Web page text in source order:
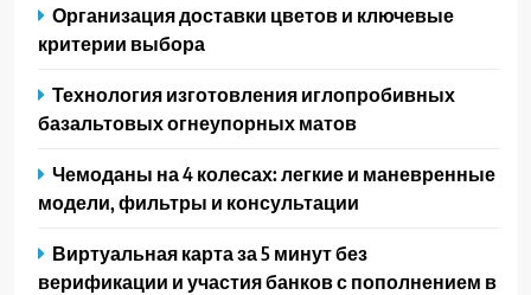
Организация доставки цветов и ключевые
критерии выбора
Технология изготовления иглопробивных
базальтовых огнеупорных матов
Чемоданы на 4 колесах: легкие и маневренные
модели, фильтры и консультации
Виртуальная карта за 5 минут без
верификации и участия банков с пополнением в